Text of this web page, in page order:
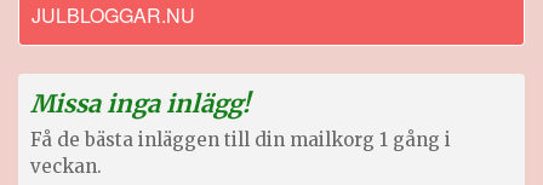
JULBLOGGAR.NU
Missa inga inlägg!
Få de bästa inläggen till din mailkorg 1 gång i
veckan.